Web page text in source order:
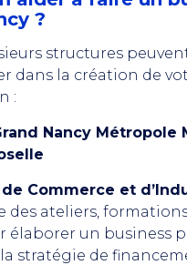
?
structures
dans la création de
:
Nancy Métropole
Commerce et
des ateliers,
élaborer un business
stratégie de